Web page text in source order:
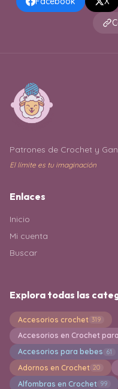
Patrones de Crochet y
El límite es tu imaginación
Enlaces
Inicio
Mi cuenta
Buscar
Explora todas las
Accesorios crochet 319
Accesorios en Crochet
Accesorios para bebes 61
Adornos en Crochet 20
Alfombras en Crochet 99